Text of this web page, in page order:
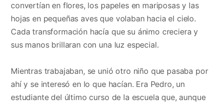
convertían en flores, los papeles en mariposas y las
hojas en pequeñas aves que volaban hacia el cielo.
Cada transformación hacía que su ánimo creciera y
sus manos brillaran con una luz especial.
Mientras trabajaban, se unió otro niño que pasaba por
ahí y se interesó en lo que hacían. Era Pedro, un
estudiante del último curso de la escuela que, aunque